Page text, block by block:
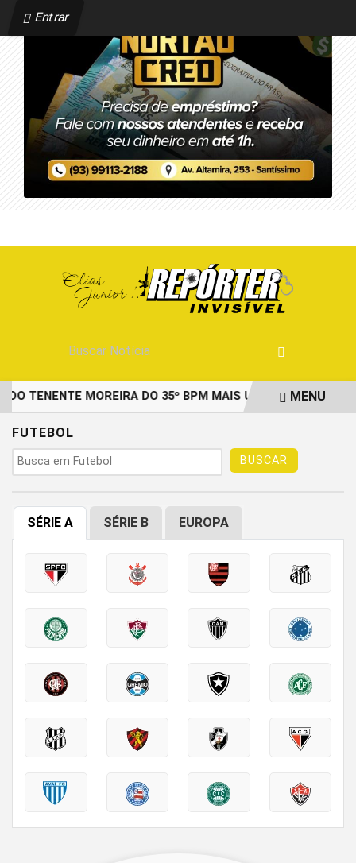
Entrar
DO TENENTE MOREIRA DO 35º BPM MAIS UMA DUPLA
EM ALTA
MENU
FUTEBOL
BUSCAR
SÉRIE A SÉRIE B EUROPA